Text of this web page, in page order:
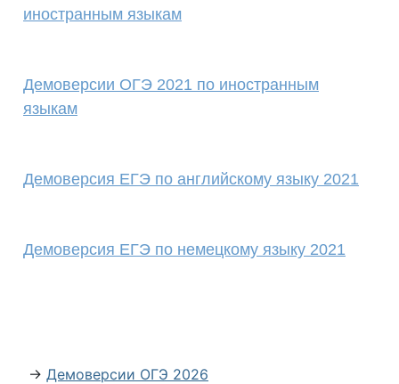
иностранным языкам
Демоверсии ОГЭ 2021 по иностранным
языкам
Демоверсия ЕГЭ по английскому языку 2021
Демоверсия ЕГЭ по немецкому языку 2021
→ Демоверсии ОГЭ 2026